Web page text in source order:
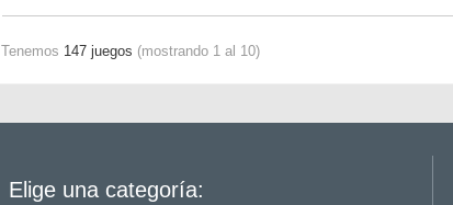
Tenemos 147 juegos (mostrando 1 al 10)
Elige una categoría: